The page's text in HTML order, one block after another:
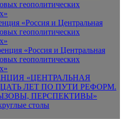
геополитических
«Россия и Центральная
геополитических
«Россия и Центральная
геополитических
«ЦЕНТРАЛЬНАЯ
ЛЕТ ПО ПУТИ РЕФОРМ.
ПЕРСПЕКТИВЫ»
столы